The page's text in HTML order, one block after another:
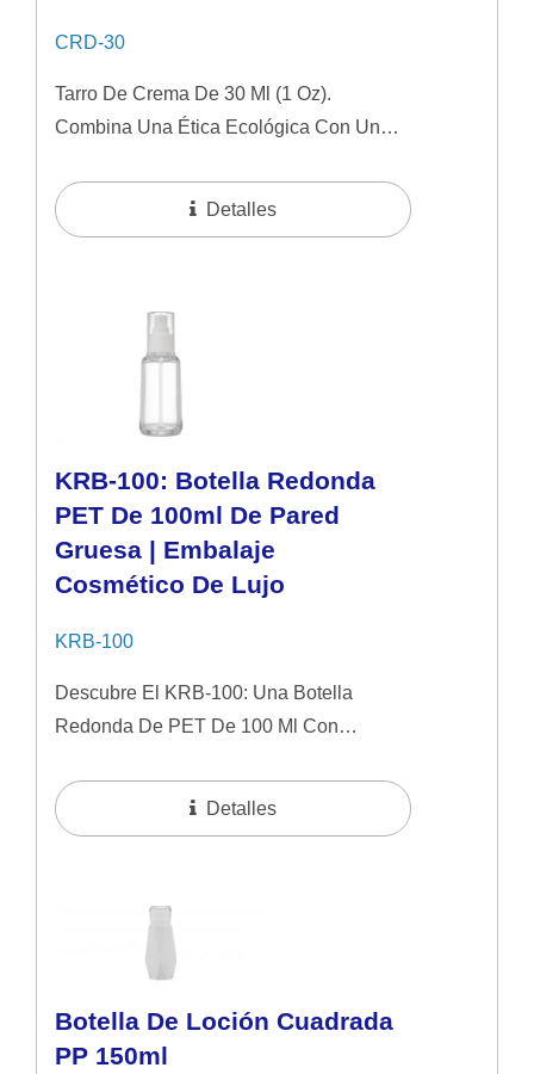
CRD-30
Tarro De Crema De 30 Ml (1 Oz).
Combina Una Ética Ecológica Con Un
Interior Recargable Para Promover La
Reutilización...
Detalles
KRB-100: Botella Redonda
PET De 100ml De Pared
Gruesa | Embalaje
Cosmético De Lujo
KRB-100
Descubre El KRB-100: Una Botella
Redonda De PET De 100 Ml Con
Al Vidrio. Diseñado Para Sueros Y
Cosméticos De Alta...
Detalles
Botella De Loción Cuadrada
PP 150ml